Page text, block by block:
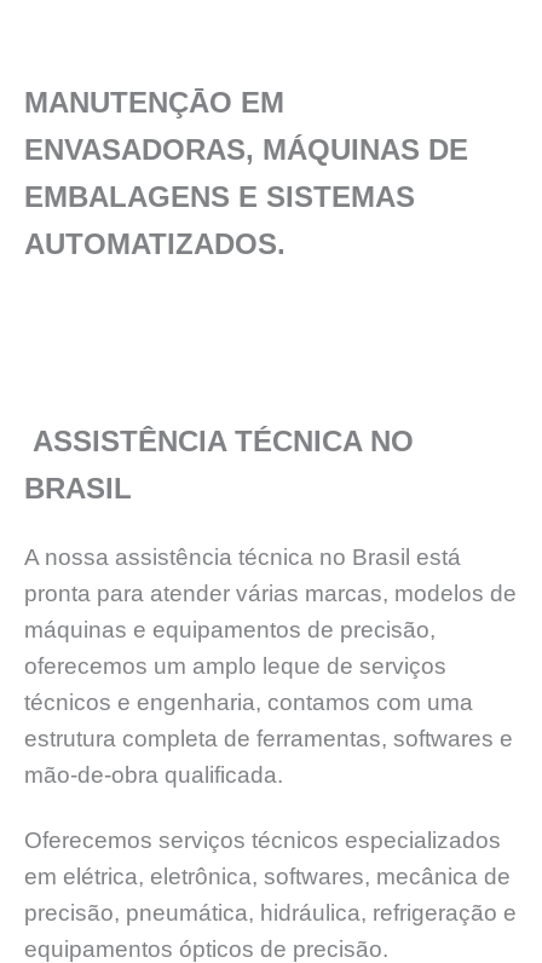
MANUTENÇĀO EM
ENVASADORAS, MÁQUINAS DE
EMBALAGENS E SISTEMAS
AUTOMATIZADOS.
ASSISTÊNCIA TÉCNICA NO
BRASIL
A nossa assistência técnica no Brasil está
pronta para atender várias marcas, modelos de
máquinas e equipamentos de precisão,
oferecemos um amplo leque de serviços
técnicos e engenharia, contamos com uma
estrutura completa de ferramentas, softwares e
mão-de-obra qualificada.
Oferecemos serviços técnicos especializados
em elétrica, eletrônica, softwares, mecânica de
precisão, pneumática, hidráulica, refrigeração e
equipamentos ópticos de precisão.